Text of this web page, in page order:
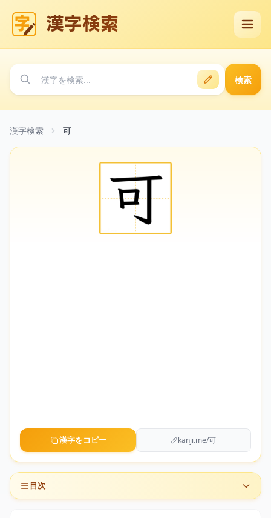
漢字検索
検索
漢字検索 可
漢字をコピー kanji.me/可
目次